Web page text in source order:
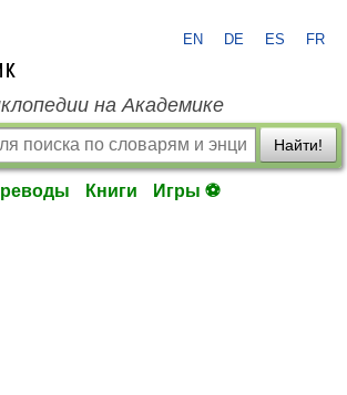
EN DE ES FR
на Академике
Найти!
Книги Игры ⚽